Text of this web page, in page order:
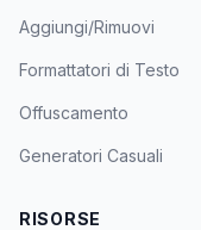
Aggiungi/Rimuovi
Formattatori di Testo
Offuscamento
Generatori Casuali
RISORSE